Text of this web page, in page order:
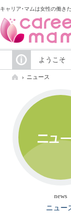
キャリア･マムは女性の働き
ようこそ
ニュース
news
ニュー